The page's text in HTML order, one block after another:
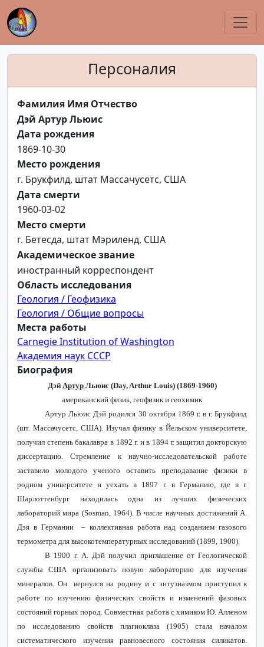
Персоналия
Фамилия Имя Отчество
Дэй Артур Льюис
Дата рождения
1869-10-30
Место рождения
г. Брукфилд, штат Массачусетс, США
Дата смерти
1960-03-02
Место смерти
г. Бетесда, штат Мэриленд, США
Академическое звание
иностранный корреспондент
Область исследования
Геология / Геофизика
Геология / Общие вопросы
Места работы
Carnegie Institution of Washington
Академия наук СССР
Биография
Дэй Артур Льюис(Day, Arthur Louis) (1869-1960)
американский физик, геофизик и геохимик
Артур Льюис Дэй родился 30 октября 1869 г. в г. Брукфилд
(шт. Массачусетс, США). Изучал физику в Йельском университете,
получил степень бакалавра в 1892 г. и в 1894 г. защитил докторскую
диссертацию. Стремление к научно-исследовательской работе
заставило молодого ученого оставить преподавание физики в
родном университете и уехать в 1897 г. в Германию, где в г.
Шарлоттенбург находилась одна из лучших физических
лабораторий мира (Sosman , 1964). В числе научных достижений А.
Дэя в Германии – коллективная работа над созданием газового
термометра для высокотемпературных исследований (1899, 1900).
В 1900 г. А. Дэй получил приглашение от Геологической
службы США организовать новую лабораторию для изучения
минералов. Он вернулся на родину и с энтузиазмом приступил к
работе по изучению физических свойств и изменений фазовых
состояний горных пород. Совместная работа с химиком Ю. Алленом
по исследованию свойств плагиоклаза (1905) стала началом
систематического изучения равновесного состояния силикатов.